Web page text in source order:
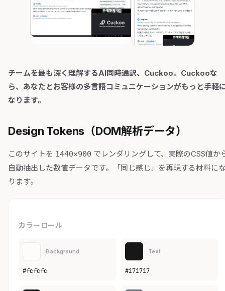
チームを最も深く理解するAI同時通訳、Cuckoo。Cuckooな
ら、あなたとお客様の多言語コミュニケーションがもっと手軽
なります。
Design Tokens（DOM解析データ）
このサイトを 1440×900 でレンダリングして、実際のCSS値か
自動抽出した数値データです。「同じ感じ」を再現する材料に
ります。
カラーロール
Background
#fcfcfc
Text
#171717